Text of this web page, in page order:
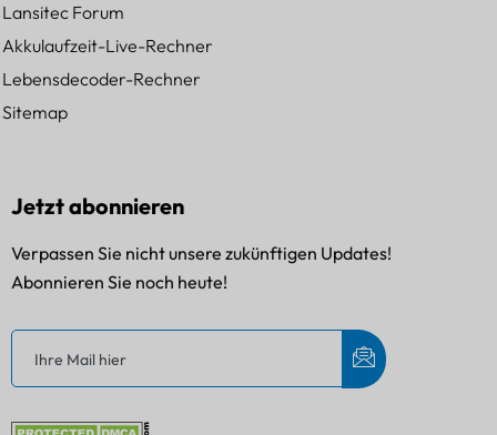
Lansitec Forum
Akkulaufzeit-Live-Rechner
Lebensdecoder-Rechner
Sitemap
Jetzt abonnieren
Verpassen Sie nicht unsere zukünftigen Updates!
Abonnieren Sie noch heute!